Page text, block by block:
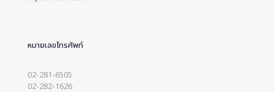
หมายเลขโทรศัพท์
02-281-6505
02-282-1626